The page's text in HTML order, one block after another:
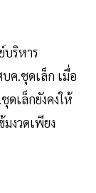
ริหาร
ค.ชุดเล็ก เมื่อ
ดเล็กยังคงให้
งวดเพียง